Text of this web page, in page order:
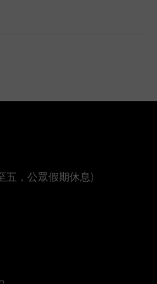
五，公眾假期休息)